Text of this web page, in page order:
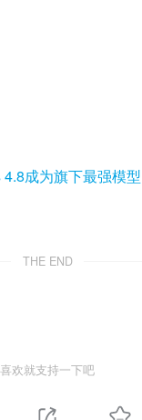
成为旗下最强模
THE END
喜欢就支持一下吧